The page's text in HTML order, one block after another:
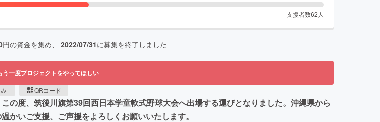
支援者数62 人
円の資金を集め、 2022/07/31に募集を終了しました
う一度プロジェクトをやってほしい
QRコード
の度、筑後川旗第39回西日本学童軟式野球大会へ出場する運びとなりました。沖縄県から
かいご支援、ご声援をよろしくお願いいたします。